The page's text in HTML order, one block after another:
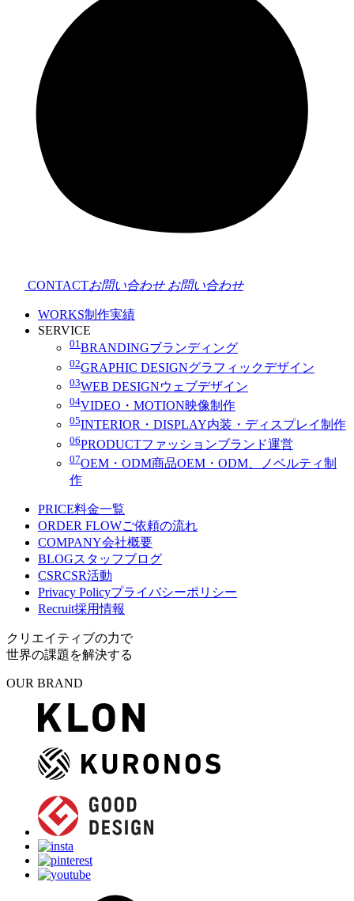
CONTACTお問い合わせ お問い合わせ
WORKS制作実績
SERVICE
01 BRANDINGブランディング
02GRAPHIC DESIGNグラフィックデザイン
03WEB DESIGNウェブデザイン
04VIDEO・MOTION映像制作
05INTERIOR・DISPLAY内装・ディスプレイ制作
06PRODUCTファッションブランド運営
07OEM・ODM商品OEM・ODM、ノベルティ制
作
PRICE料金一覧
ORDER FLOWご依頼の流れ
COMPANY会社概要
BLOGスタッフブログ
CSRCSR活動
Privacy Policyプライバシーポリシー
Recruit採用情報
クリエイティブの力で
世界の課題を解決する
OUR BRAND